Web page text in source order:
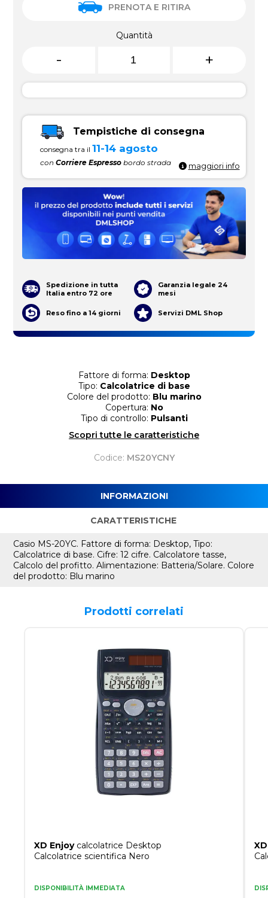
Fattore di forma: Desktop
Tipo: Calcolatrice di base
Colore del prodotto: Blu marino
Copertura: No
Tipo di controllo: Pulsanti
Scopri tutte le caratteristiche
Codice: MS20YCNY
PRENOTA E RITIRA
Quantità
- +
Tempistiche di consegna
consegna tra il 11-14 agosto
conCorriere Espresso bordo strada maggiori info
Spedizione in tutta
Italia entro 72 ore
Garanzia legale 24
mesi
Reso fino a 14 giorni Servizi DML Shop
INFORMAZIONI
CARATTERISTICHE
Casio MS-20YC. Fattore di forma: Desktop, Tipo:
Calcolatrice di base. Cifre: 12 cifre. Calcolatore tasse,
Calcolo del profitto. Alimentazione: Batteria/Solare. Colore
del prodotto: Blu marino
Prodotti correlati
XD Enjoycalcolatrice Desktop
Calcolatrice scientifica Nero
DISPONIBILITÀ IMMEDIATA